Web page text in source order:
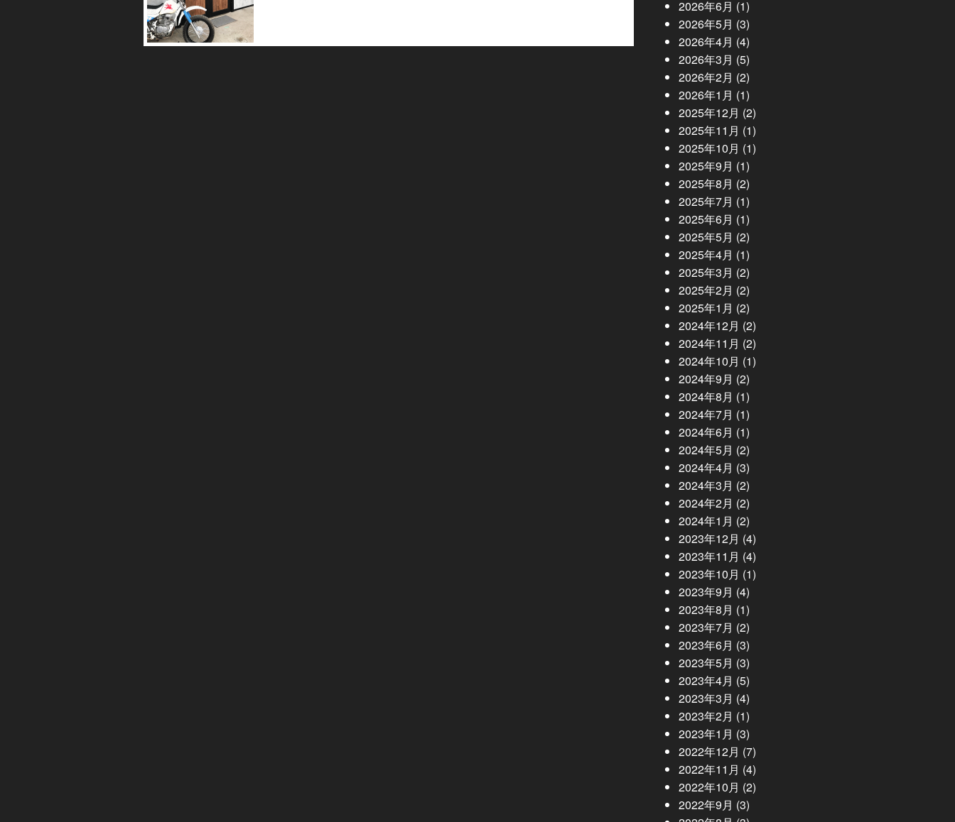
2026年6月 (1)
2026年5月 (3)
2026年4月 (4)
2026年3月 (5)
2026年2月 (2)
2026年1月 (1)
2025年12月 (2)
2025年11月 (1)
2025年10月 (1)
2025年9月 (1)
2025年8月 (2)
2025年7月 (1)
2025年6月 (1)
2025年5月 (2)
2025年4月 (1)
2025年3月 (2)
2025年2月 (2)
2025年1月 (2)
2024年12月 (2)
2024年11月 (2)
2024年10月 (1)
2024年9月 (2)
2024年8月 (1)
2024年7月 (1)
2024年6月 (1)
2024年5月 (2)
2024年4月 (3)
2024年3月 (2)
2024年2月 (2)
2024年1月 (2)
2023年12月 (4)
2023年11月 (4)
2023年10月 (1)
2023年9月 (4)
2023年8月 (1)
2023年7月 (2)
2023年6月 (3)
2023年5月 (3)
2023年4月 (5)
2023年3月 (4)
2023年2月 (1)
2023年1月 (3)
2022年12月 (7)
2022年11月 (4)
2022年10月 (2)
2022年9月 (3)